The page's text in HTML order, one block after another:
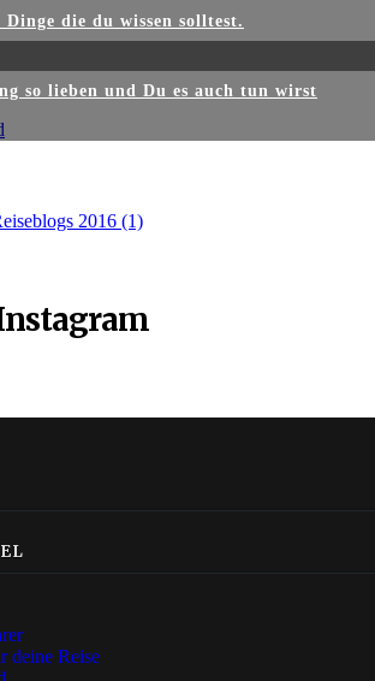
die du wissen solltest.
so lieben und Du es auch tun wirst
deine Reise